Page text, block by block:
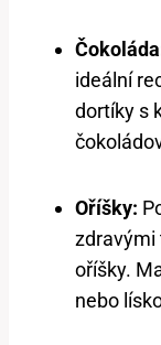
ideální
dortíky s
Oříšky:
zdravými
oříšky.
nebo